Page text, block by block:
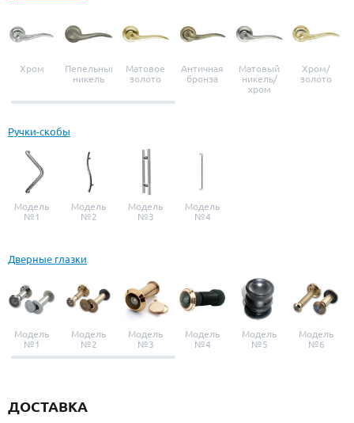
Хром
Пепельный
никель
Матовое
золото
Античная
бронза
Матовый
никель/
хром
Хром/
золото
Ручки-скобы
Модель
№1
Модель
№2
Модель
№3
Модель
№4
Дверные глазки
Модель
№1
Модель
№2
Модель
№3
Модель
№4
Модель
№5
Модель
№6
ДОСТАВКА